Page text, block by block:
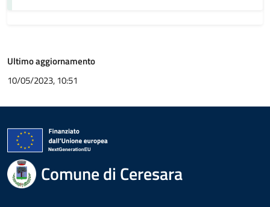
Ultimo aggiornamento
10/05/2023, 10:51
Comune di Ceresara